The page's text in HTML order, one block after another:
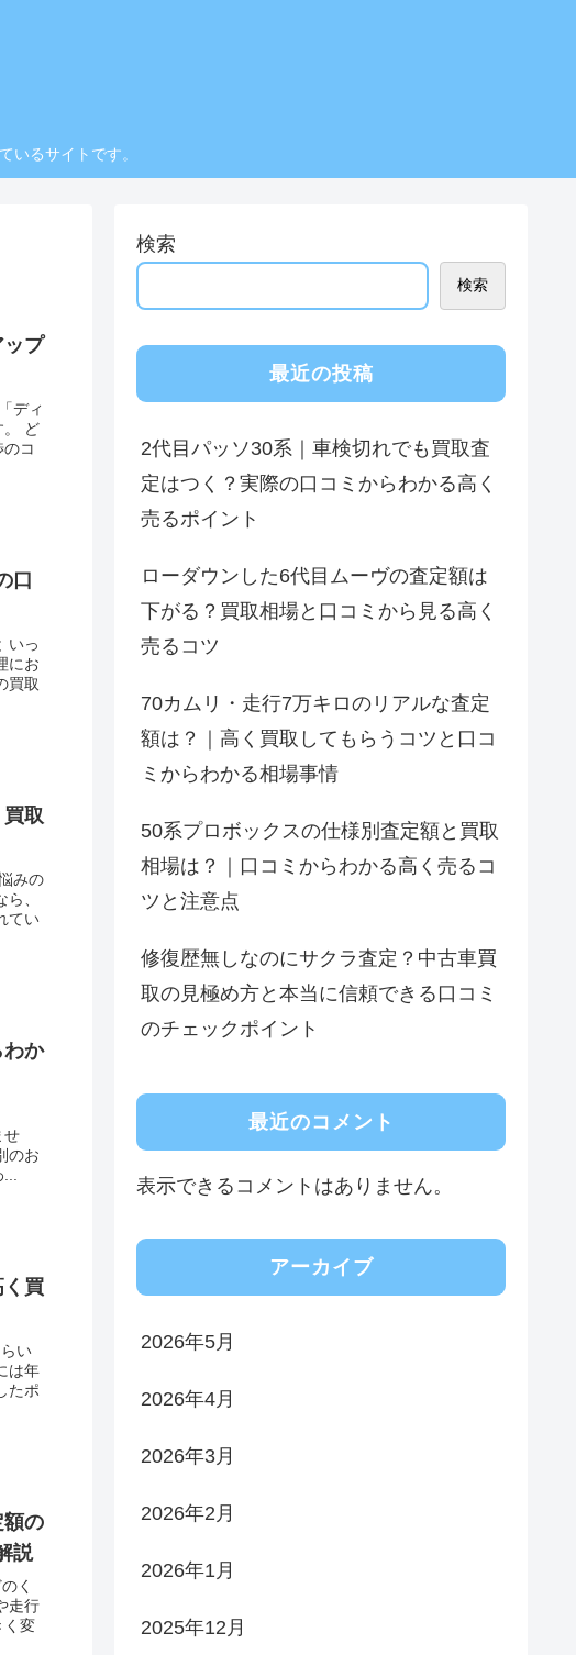
いるサイトです。
ップ
ディ
。 ど
コ
口
いっ
にお
買取
取
みの
、
てい
わか
せ
のお
買
い
は年
たポ
額の
説
く
走行
く変
検索
検索
最近の投稿
2代目パッソ30系｜車検切れでも買取査
定はつく？実際の口コミからわかる高く
売るポイント
ローダウンした6代目ムーヴの査定額は
下がる？買取相場と口コミから見る高く
売るコツ
70カムリ・走行7万キロのリアルな査定
額は？｜高く買取してもらうコツと口コ
ミからわかる相場事情
50系プロボックスの仕様別査定額と買取
相場は？｜口コミからわかる高く売るコ
ツと注意点
修復歴無しなのにサクラ査定？中古車買
取の見極め方と本当に信頼できる口コミ
のチェックポイント
最近のコメント
表示できるコメントはありません。
アーカイブ
2026年5月
2026年4月
2026年3月
2026年2月
2026年1月
2025年12月